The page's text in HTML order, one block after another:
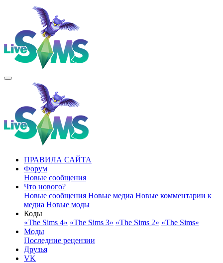
ПРАВИЛА САЙТА
Форум
Новые сообщения
Что нового?
Новые сообщения Новые медиа Новые комментарии к
медиа Новые моды
Коды
«The Sims 4» «The Sims 3» «The Sims 2» «The Sims»
Моды
Последние рецензии
Друзья
VK